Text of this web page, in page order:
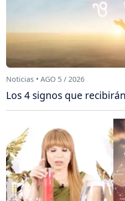
Noticias • AGO 5 / 2026
Los 4 signos que